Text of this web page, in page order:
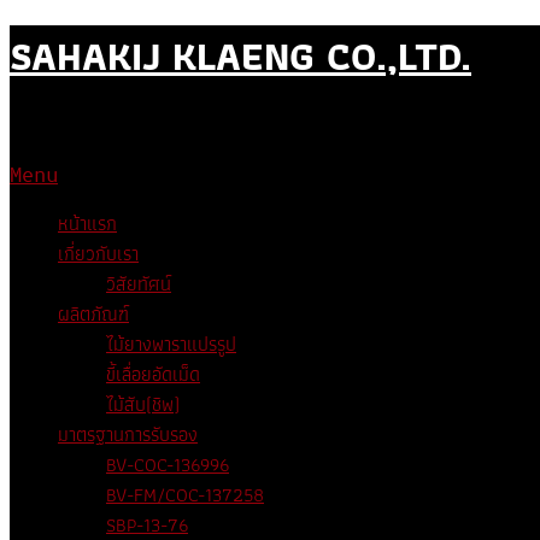
Skip
to
SAHAKIJ KLAENG CO.,LTD.
Menu
หน้าแรก
เกี่ยวกับเรา
วิสัยทัศน์
ผลิตภัณฑ์
ไม้ยางพาราแปรรูป
ขี้เลื่อยอัดเม็ด
ไม้สับ(ชิพ)
มาตรฐานการรับรอง
BV-COC-136996
BV-FM/COC-137258
SBP-13-76